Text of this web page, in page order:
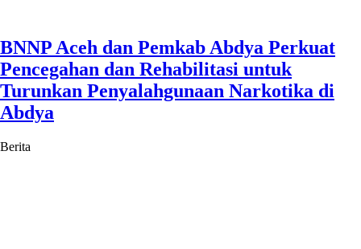
BNNP Aceh dan Pemkab Abdya Perkuat
Pencegahan dan Rehabilitasi untuk
Turunkan Penyalahgunaan Narkotika di
Abdya
Berita